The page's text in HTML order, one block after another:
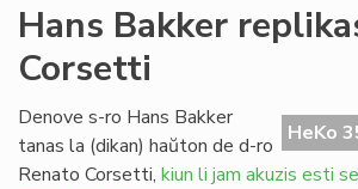
Hans Bakker
Corsetti
HeKo
Denove s-ro Hans Bakker
tanas la (dikan) haŭton de d-ro
Renato Corsetti, kiun li jam akuzis esti